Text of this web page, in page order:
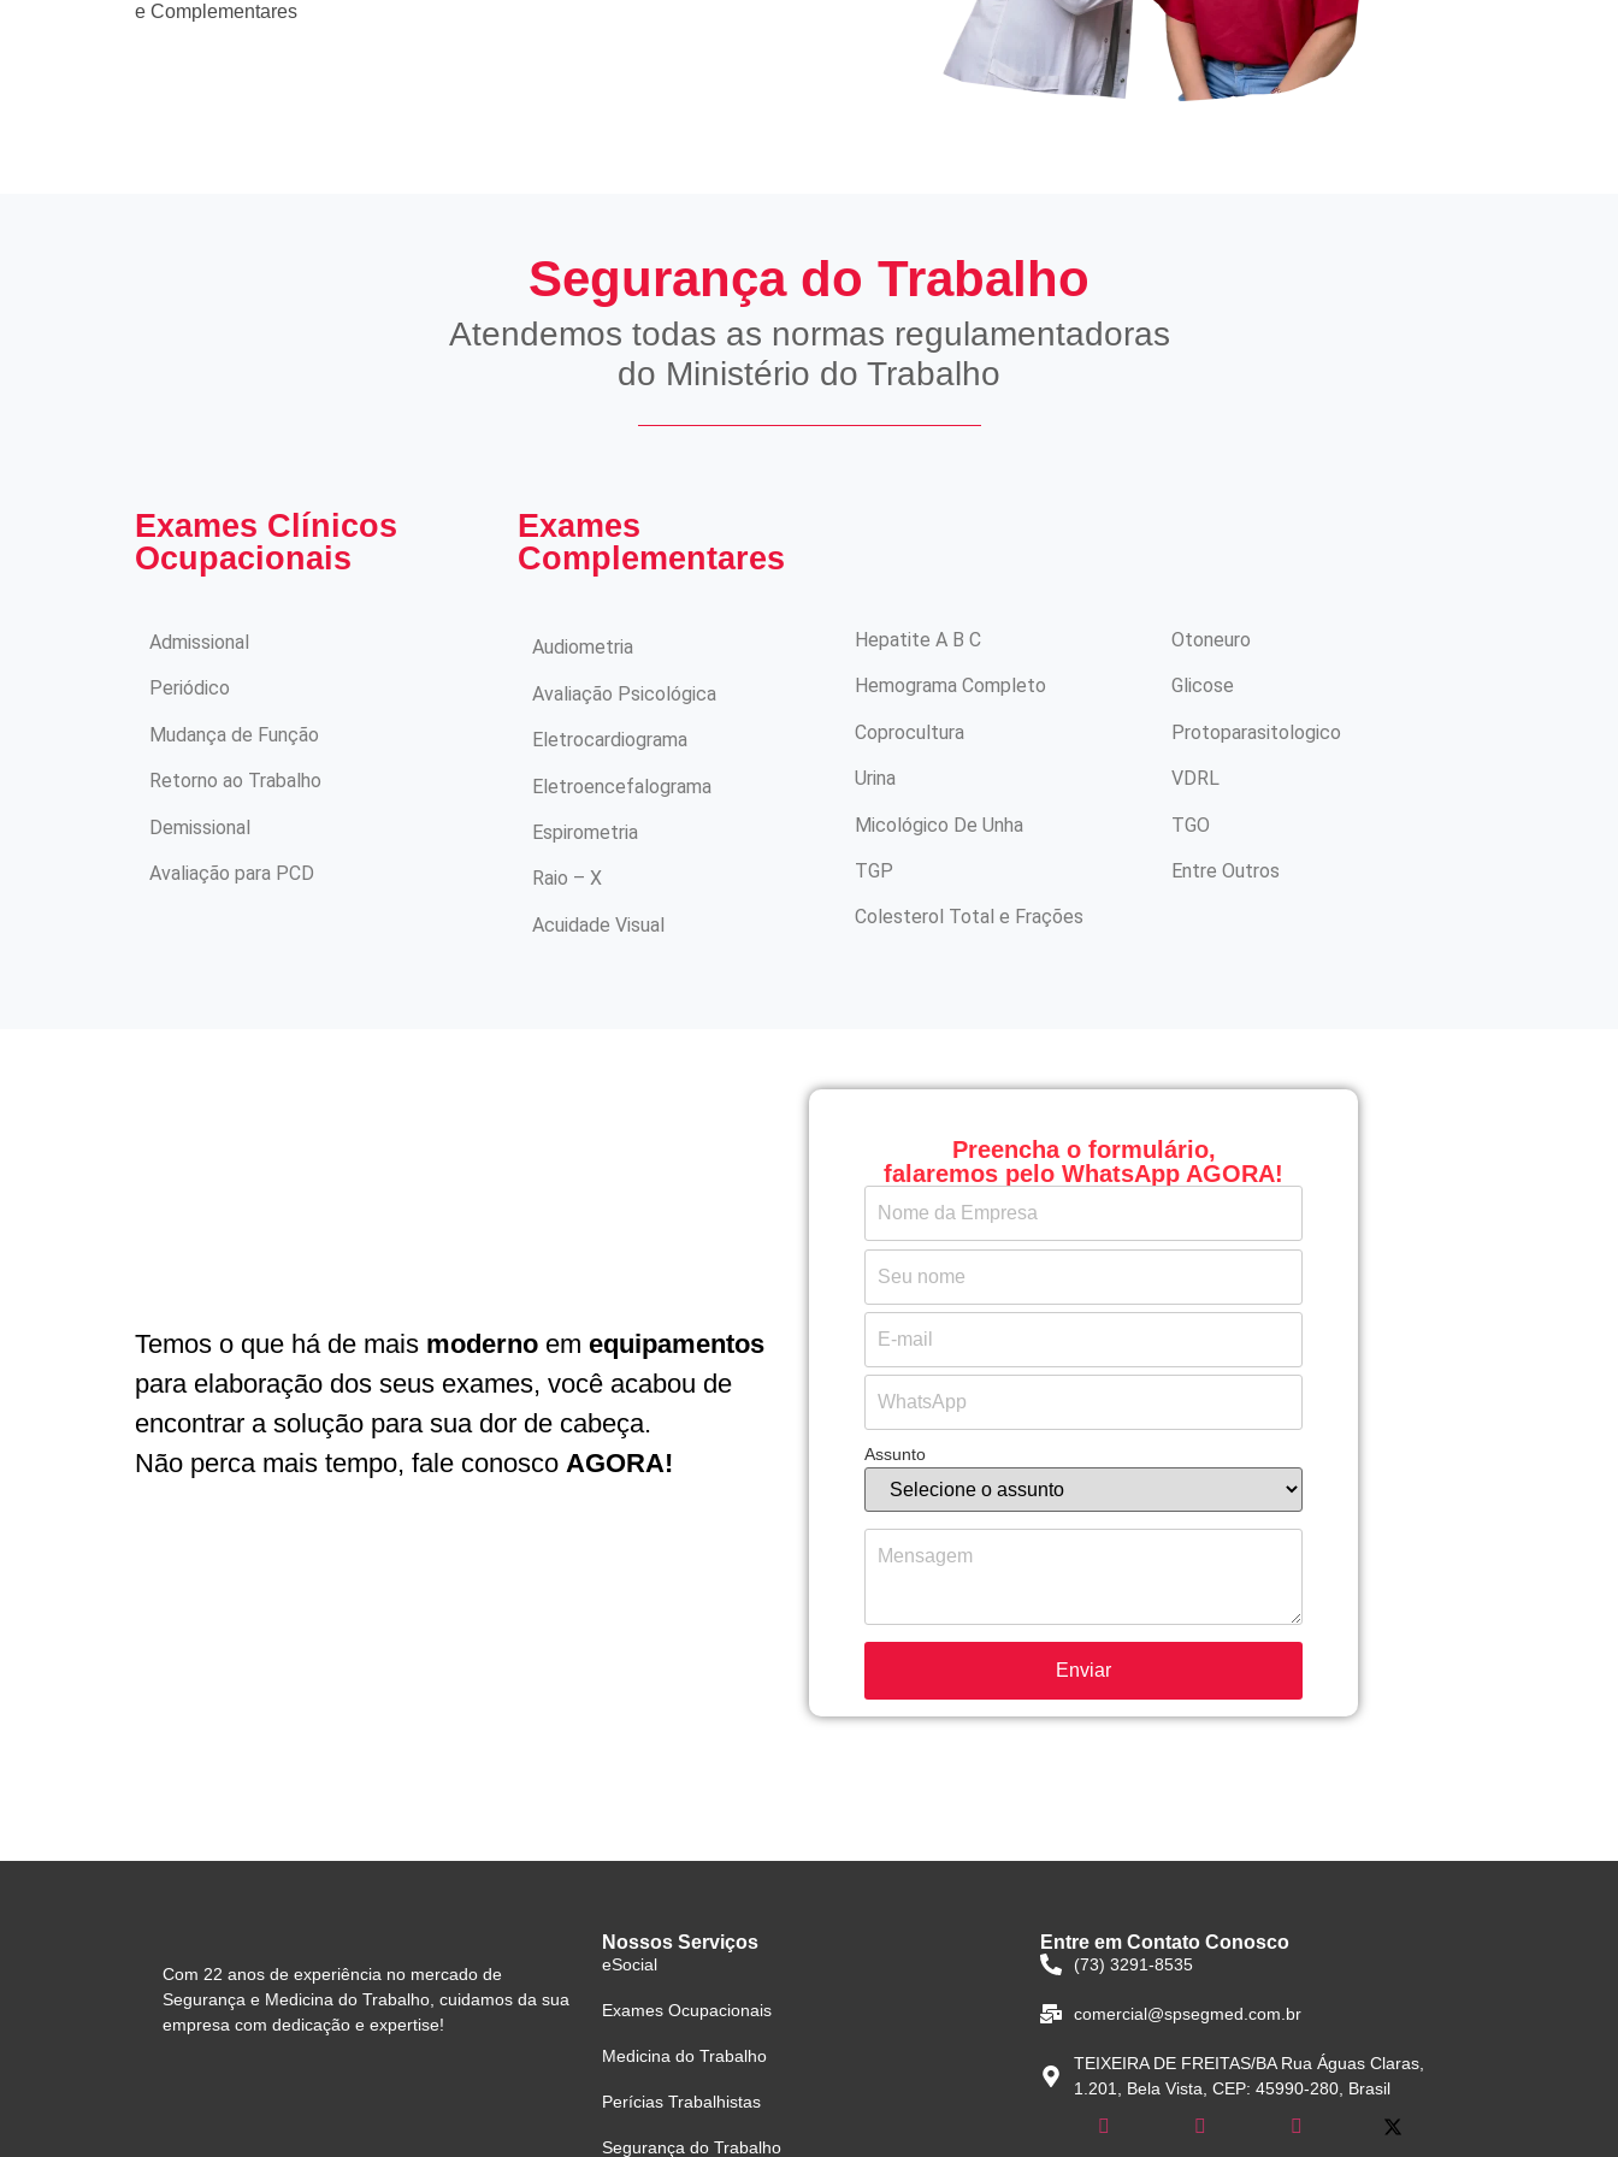
e Complementares
Segurança do Trabalho
Atendemos todas as normas regulamentadoras
do Ministério do Trabalho
Exames Clínicos
Ocupacionais
Exames
Complementares
Admissional
Periódico
Mudança de Função
Retorno ao Trabalho
Demissional
Avaliação para PCD
Audiometria
Avaliação Psicológica
Eletrocardiograma
Eletroencefalograma
Espirometria
Raio – X
Acuidade Visual
Hepatite A B C
Hemograma Completo
Coprocultura
Urina
Micológico De Unha
TGP
Colesterol Total e Frações
Otoneuro
Glicose
Protoparasitologico
VDRL
TGO
Entre Outros
Temos o que há de mais moderno em equipamentos
para elaboração dos seus exames, você acabou de
encontrar a solução para sua dor de cabeça.
Não perca mais tempo, fale conosco AGORA!
Preencha o formulário,
falaremos pelo WhatsApp AGORA!
Assunto
Com 22 anos de experiência no mercado de
Segurança e Medicina do Trabalho, cuidamos da sua
empresa com dedicação e expertise!
Nossos Serviços
eSocial
Exames Ocupacionais
Medicina do Trabalho
Perícias Trabalhistas
Segurança do Trabalho
Entre em Contato Conosco
(73) 3291-8535
comercial@spsegmed.com.br
TEIXEIRA DE FREITAS/BA Rua Águas Claras,
1.201, Bela Vista, CEP: 45990-280, Brasil